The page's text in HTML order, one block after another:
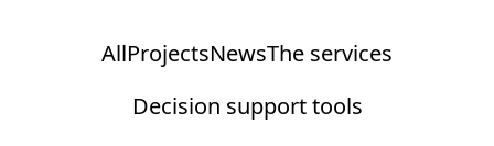
AllProjectsNewsThe services
Decision support tools